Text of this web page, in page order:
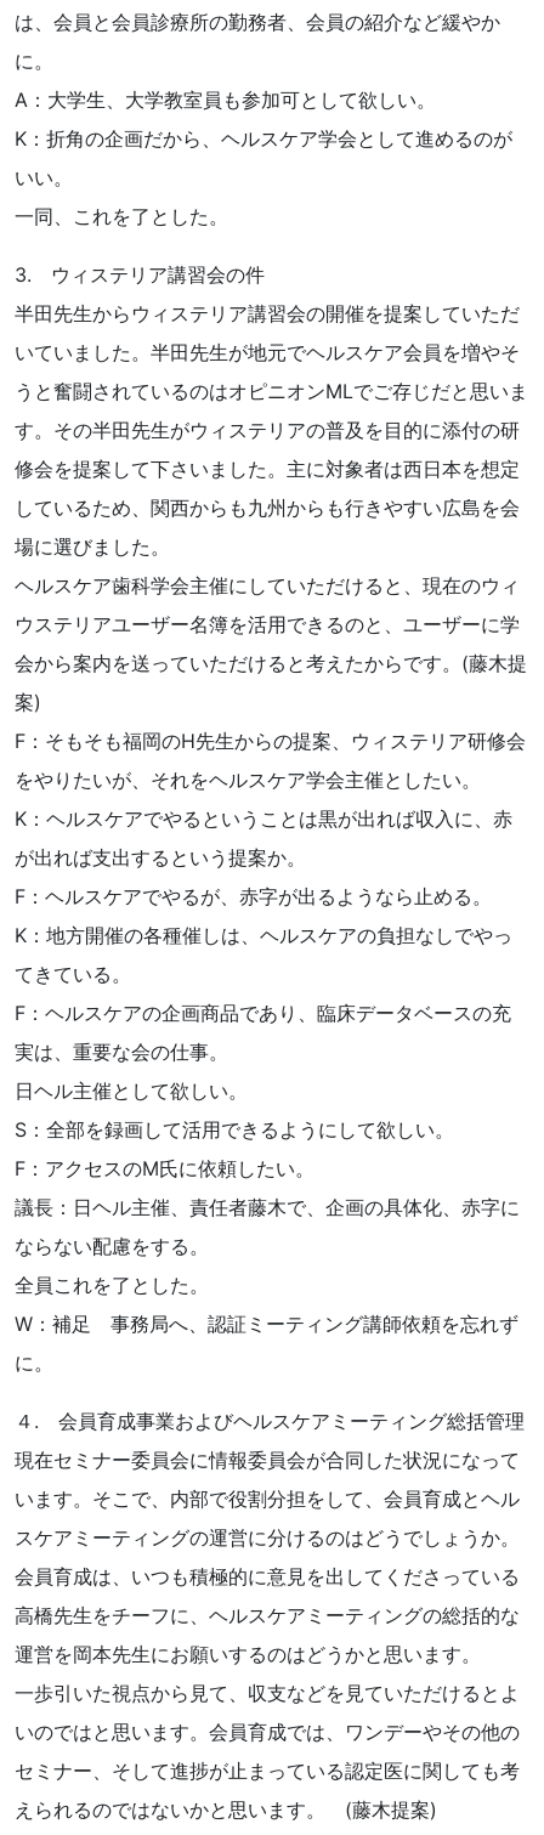
は、会員と会員診療所の勤務者、会員の紹介など緩やか
に。
A：大学生、大学教室員も参加可として欲しい。
K：折角の企画だから、ヘルスケア学会として進めるのが
いい。
一同、これを了とした。
3. ウィステリア講習会の件
半田先生からウィステリア講習会の開催を提案していただ
いていました。半田先生が地元でヘルスケア会員を増やそ
うと奮闘されているのはオピニオンMLでご存じだと思いま
す。その半田先生がウィステリアの普及を目的に添付の研
修会を提案して下さいました。主に対象者は西日本を想定
しているため、関西からも九州からも行きやすい広島を会
場に選びました。
ヘルスケア歯科学会主催にしていただけると、現在のウィ
ウステリアユーザー名簿を活用できるのと、ユーザーに学
会から案内を送っていただけると考えたからです。(藤木提
案)
F：そもそも福岡のH先生からの提案、ウィステリア研修会
をやりたいが、それをヘルスケア学会主催としたい。
K：ヘルスケアでやるということは黒が出れば収入に、赤
が出れば支出するという提案か。
F：ヘルスケアでやるが、赤字が出るようなら止める。
K：地方開催の各種催しは、ヘルスケアの負担なしでやっ
てきている。
F：ヘルスケアの企画商品であり、臨床データベースの充
実は、重要な会の仕事。
日ヘル主催として欲しい。
S：全部を録画して活用できるようにして欲しい。
F：アクセスのM氏に依頼したい。
議長：日ヘル主催、責任者藤木で、企画の具体化、赤字に
ならない配慮をする。
全員これを了とした。
W：補足 事務局へ、認証ミーティング講師依頼を忘れず
に。
４. 会員育成事業およびヘルスケアミーティング総括管理
現在セミナー委員会に情報委員会が合同した状況になって
います。そこで、内部で役割分担をして、会員育成とヘル
スケアミーティングの運営に分けるのはどうでしょうか。
会員育成は、いつも積極的に意見を出してくださっている
高橋先生をチーフに、ヘルスケアミーティングの総括的な
運営を岡本先生にお願いするのはどうかと思います。
一歩引いた視点から見て、収支などを見ていただけるとよ
いのではと思います。会員育成では、ワンデーやその他の
セミナー、そして進捗が止まっている認定医に関しても考
えられるのではないかと思います。 (藤木提案)